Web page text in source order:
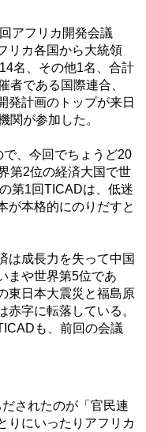
アフリカ開発会議
リカ各国から大統領
名、その他1名、合計
者である国際連合、
発計画のトップが来日
関が参加した。
、今回でちょうど20
第2位の経済大国で世
第1回TICADは、低迷
が本格的にのりだすと
は成長力を失って中国
まや世界第5位であ
東日本大震災と福島原
字に転落している。
も、前回の会議
されたのが「官民連
りにいったりアフリカ